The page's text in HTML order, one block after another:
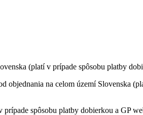
(platí v prípade spôsobu platby
objednania na celom území Slovenska
spôsobu platby dobierkou a GP